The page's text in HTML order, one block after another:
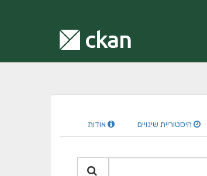
היסטוריית שינויים אודות